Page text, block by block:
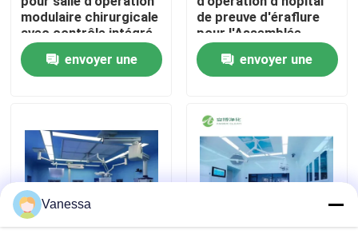
Contactez-nous
Nouvelles
Cas
Théâtre modulaire d'opération
Pièce propre modulaire
modulaire chirurgicale
avec contrôle intégré
par automate
envoyer une
de preuve d'éraflure
pour l'Assemblée
rapide d'hôpital
envoyer une
Vanessa